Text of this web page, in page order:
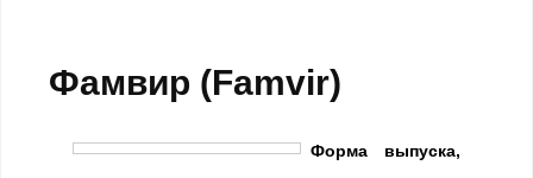
Фамвир (Famvir)
Форма выпуска,